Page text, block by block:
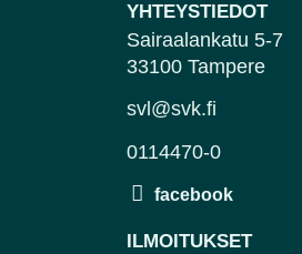
YHTEYSTIEDOT
Sairaalankatu 5-7
33100 Tampere
svl@svk.fi
0114470-0
ILMOITUKSET